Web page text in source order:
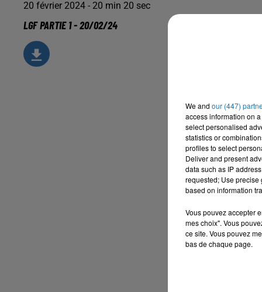
20 février 2024 - 20 min 20 sec
LGF PARTIE 1 - 20/02/24
We and our (447)
access information on
select personalised
statistics or
profiles to select
Deliver and present
data such as IP
requested; Use precise
based on information
Vous pouvez accepter
mes choix". Vous
ce site. Vous pouvez
bas de chaque page.